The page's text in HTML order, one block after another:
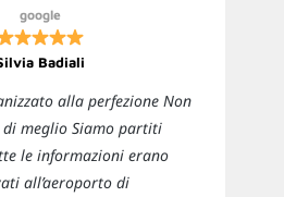
google
Badiali
alla perfezione Non
di meglio Siamo partiti
le informazioni erano
all’aeroporto di